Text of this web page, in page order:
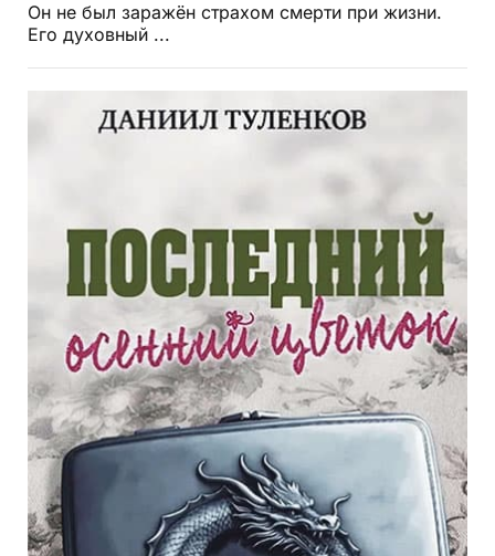
Он не был заражён страхом смерти при жизни.
Его духовный ...